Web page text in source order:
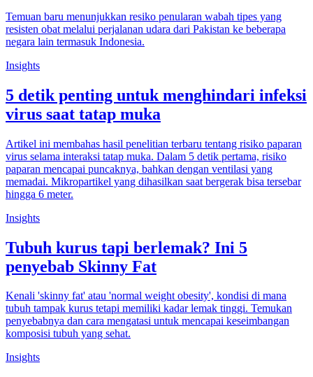
Temuan baru menunjukkan resiko penularan wabah tipes yang
resisten obat melalui perjalanan udara dari Pakistan ke beberapa
negara lain termasuk Indonesia.
Insights
5 detik penting untuk menghindari infeksi
virus saat tatap muka
Artikel ini membahas hasil penelitian terbaru tentang risiko paparan
virus selama interaksi tatap muka. Dalam 5 detik pertama, risiko
paparan mencapai puncaknya, bahkan dengan ventilasi yang
memadai. Mikropartikel yang dihasilkan saat bergerak bisa tersebar
hingga 6 meter.
Insights
Tubuh kurus tapi berlemak? Ini 5
penyebab Skinny Fat
Kenali 'skinny fat' atau 'normal weight obesity', kondisi di mana
tubuh tampak kurus tetapi memiliki kadar lemak tinggi. Temukan
penyebabnya dan cara mengatasi untuk mencapai keseimbangan
komposisi tubuh yang sehat.
Insights